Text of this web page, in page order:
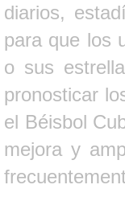
diarios,
para que los
o sus
pronosticar
el Béisbol
mejora y